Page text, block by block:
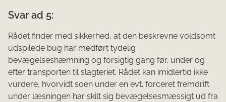
Svar ad 5:
Rådet finder med sikkerhed, at den beskrevne voldsomt
udspilede bug har medført tydelig
bevægelseshæmning og forsigtig gang før, under og
efter transporten til slagteriet. Rådet kan imidlertid ikke
vurdere, hvorvidt soen under en evt. forceret fremdrift
under læsningen har skilt sig bevægelsesmæssigt ud fra